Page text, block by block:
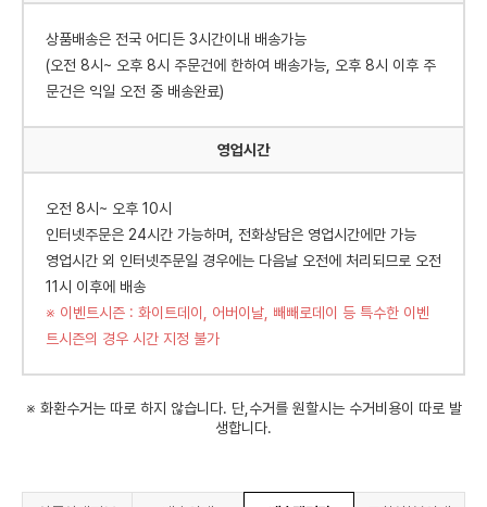
상품배송은 전국 어디든 3시간이내 배송가능
(오전 8시~ 오후 8시 주문건에 한하여 배송가능, 오후 8시 이후 주
문건은 익일 오전 중 배송완료)
영업시간
오전 8시~ 오후 10시
인터넷주문은 24시간 가능하며, 전화상담은 영업시간에만 가능
영업시간 외 인터넷주문일 경우에는 다음날 오전에 처리되므로 오전
11시 이후에 배송
※ 이벤트시즌 : 화이트데이, 어버이날, 빼빼로데이 등 특수한 이벤
트시즌의 경우 시간 지정 불가
※ 화환수거는 따로 하지 않습니다. 단,수거를 원할시는 수거비용이 따로 발
생합니다.